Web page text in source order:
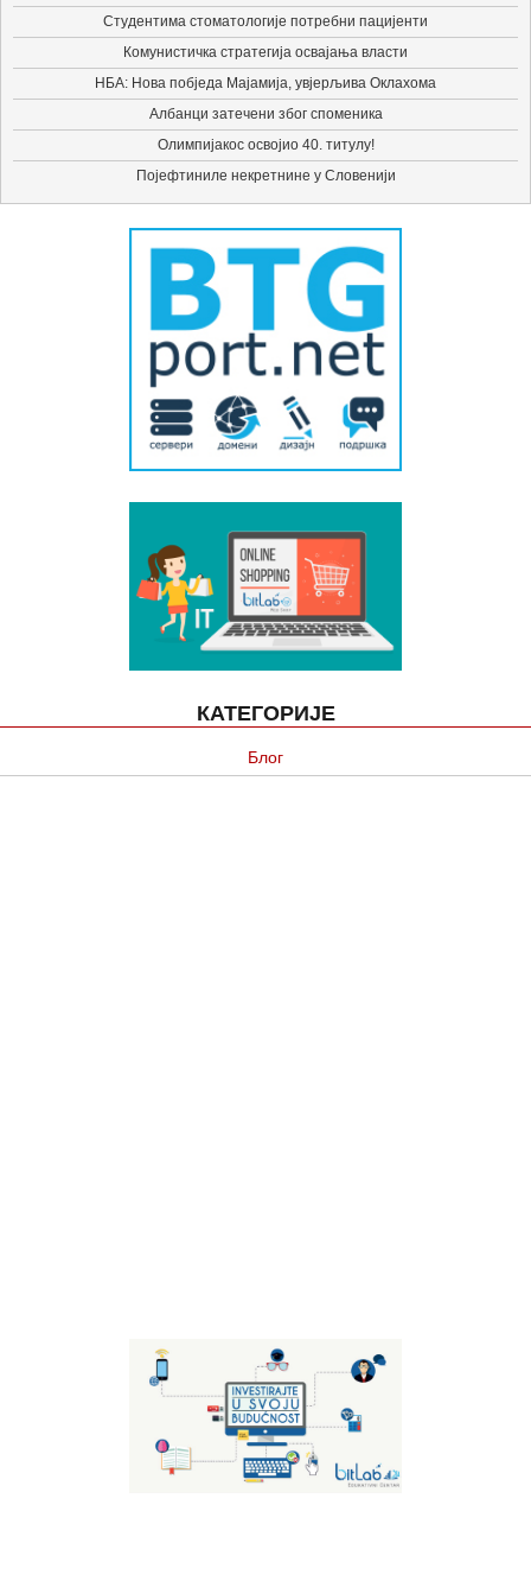
Студентима стоматологије потребни пацијенти
Комунистичка стратегија освајања власти
НБА: Нова побједа Мајамија, увјерљива Оклахома
Албанци затечени због споменика
Олимпијакос освојио 40. титулу!
Појефтиниле некретнине у Словенији
КАТЕГОРИЈЕ
Блог